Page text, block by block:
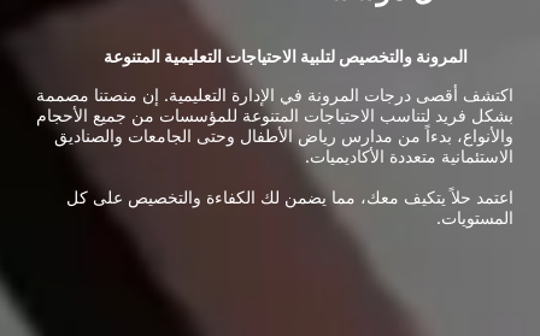
لتلبية الاحتياجات التعليمية المتنوعة
المرونة في الإدارة التعليمية. إن منصتنا مصممة
الاحتياجات المتنوعة للمؤسسات من جميع الأحجام
من مدارس رياض الأطفال وحتى الجامعات والصناديق
الأكاديميات.
معك، مما يضمن لك الكفاءة والتخصيص على كل